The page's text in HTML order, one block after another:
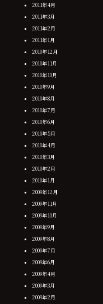
2011年4月
2011年3月
2011年2月
2011年1月
2010年12月
2010年11月
2010年10月
2010年9月
2010年8月
2010年7月
2010年6月
2010年5月
2010年4月
2010年3月
2010年2月
2010年1月
2009年12月
2009年11月
2009年10月
2009年9月
2009年8月
2009年7月
2009年6月
2009年4月
2009年3月
2009年2月